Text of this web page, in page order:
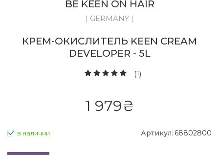
BE KEEN ON HAIR
| GERMANY |
КРЕМ-ОКИСЛИТЕЛЬ KEEN CREAM
DEVELOPER - 5L
(1)
1 979₴
в наличии Артикул: 68802800